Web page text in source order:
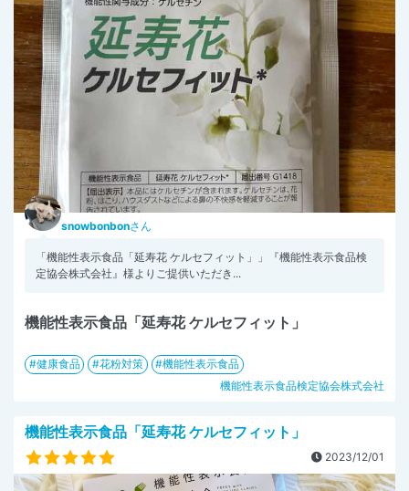
snowbonbonさん
「機能性表示食品「延寿花 ケルセフィット」」『機能性表示食品検
定協会株式会社』様よりご提供いただき...
機能性表示食品「延寿花 ケルセフィット」
健康食品 花粉対策
機能性表示食品
機能性表示食品検定協会株式会社
機能性表示食品「延寿花 ケルセフィット」
2023/12/01